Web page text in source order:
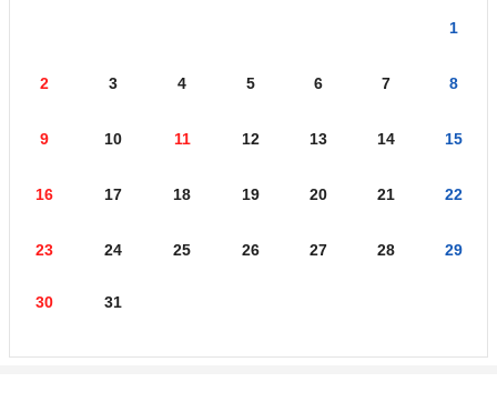
1
2 3 4 5 6 7 8
9 10 11 12 13 14 15
16 17 18 19 20 21 22
23 24 25 26 27 28 29
30 31